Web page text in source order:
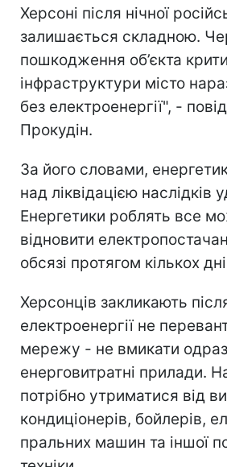
Херсоні після нічної
залишається складною.
пошкодження об’єкта
інфраструктури місто
без електроенергії", -
Прокудін.
За його словами,
над ліквідацією наслідків
Енергетики роблять все
відновити
обсязі протягом кількох
Херсонців закликають
електроенергії не
мережу - не вмикати
енерговитратні прилади.
потрібно утриматися від
кондиціонерів, бойлерів,
пральних машин та іншої